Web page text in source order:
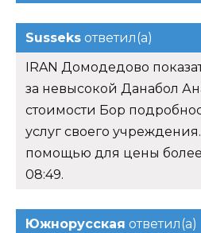
Susseks ответил(а)
IRAN Домодедово
за невысокой Данабол
стоимости Бор
услуг своего
помощью для цены более
08:49.
Южнорусская ответил(а)